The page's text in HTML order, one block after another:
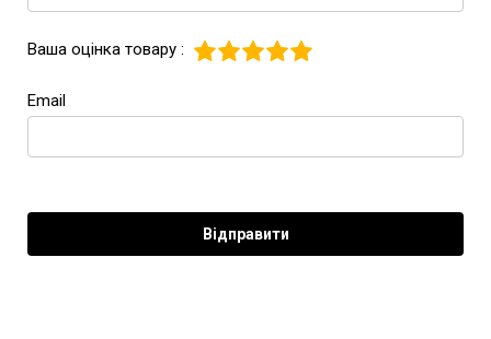
Ваша оцінка товару :
Email